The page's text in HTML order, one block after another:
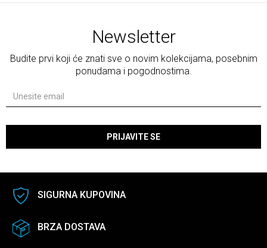
Newsletter
Budite prvi koji će znati sve o novim kolekcijama, posebnim
ponudama i pogodnostima.
PRIJAVITE SE
SIGURNA KUPOVINA
BRZA DOSTAVA